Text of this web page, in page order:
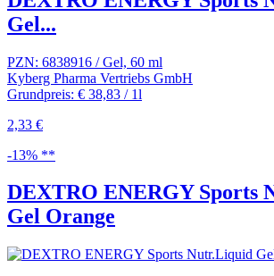
Gel...
PZN: 6838916 / Gel, 60 ml
Kyberg Pharma Vertriebs GmbH
Grundpreis: € 38,83 / 1l
2,33 €
-13% **
DEXTRO ENERGY Sports
Gel Orange